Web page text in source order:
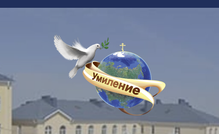
Перейти